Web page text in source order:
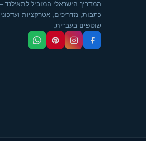
המדריך הישראלי המוביל לתאילנד
כתבות, מדריכים, אטרקציות
שוטפים בעברית.